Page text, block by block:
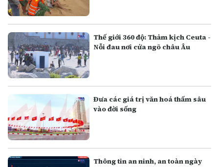
Thế giới 360 độ: Thảm kịch Ceuta -
Nỗi đau nơi cửa ngõ châu Âu
Đưa các giá trị văn hoá thấm sâu
vào đời sống
Thông tin an ninh, an toàn ngày